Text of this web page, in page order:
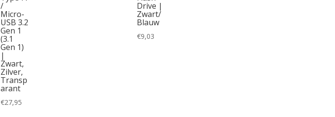
/
Micro-
USB 3.2
Gen 1
(3.1
Gen 1)
|
Zwart,
Zilver,
Transp
arant
€27,95
Drive |
Zwart/
Blauw
€9,03